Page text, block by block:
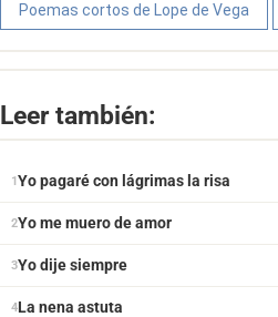
Poemas cortos de Lope de Vega
Leer también:
Yo pagaré con lágrimas la risa
Yo me muero de amor
Yo dije siempre
La nena astuta